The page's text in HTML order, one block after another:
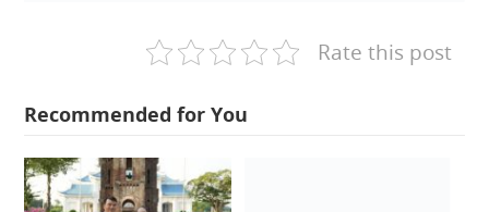
Rate this post
Recommended for You